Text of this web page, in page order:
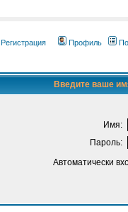
Регистрация Профиль
Введите ваше
Имя:
Пароль:
Автоматически